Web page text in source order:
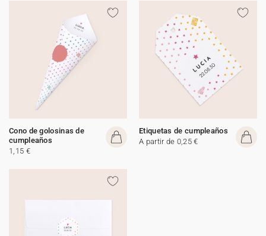
Cono de golosinas de
cumpleaños
1,15 €
Etiquetas de cumpleaños
A partir de 0,25 €